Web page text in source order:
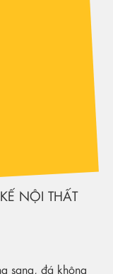
NỘI THẤT
sang, đá không